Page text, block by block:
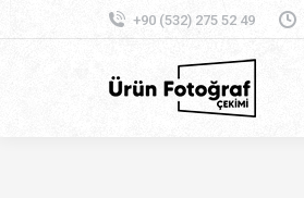
+90 (532) 275 52 49